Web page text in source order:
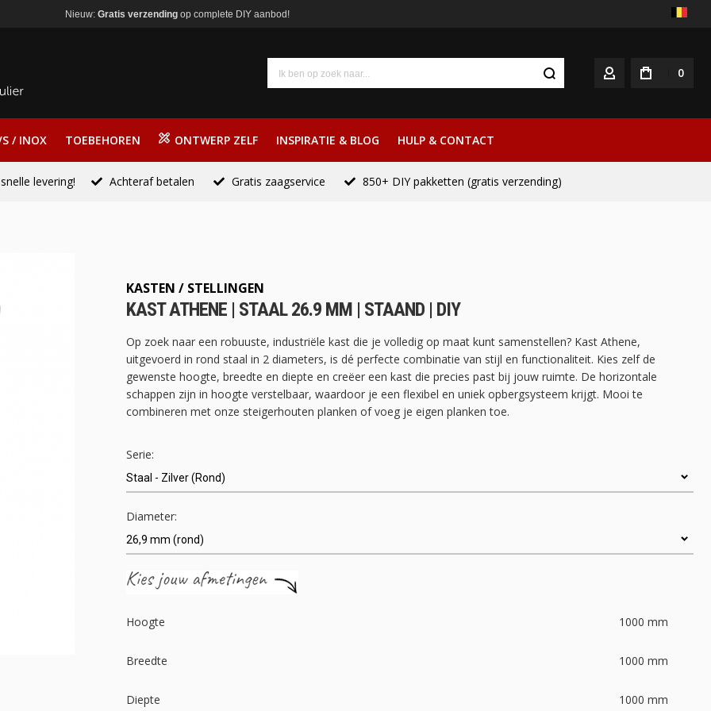
Nieuw: Gratis verzendingop complete DIY aanbod!
ACCOUNT 0
/ INOX TOEBEHOREN ONTWERP ZELF INSPIRATIE & BLOG HULP & CONTACT
levering! Achteraf betalen Gratis zaagservice 850+ DIY pakketten (gratis verzending)
KASTEN / STELLINGEN
KAST ATHENE | STAAL 26.9 MM | STAAND | DIY
Op zoek naar een robuuste, industriële kast die je volledig op maat kunt samenstellen? Kast Athene,
uitgevoerd in rond staal in 2 diameters, is dé perfecte combinatie van stijl en functionaliteit. Kies zelf de
gewenste hoogte, breedte en diepte en creëer een kast die precies past bij jouw ruimte. De horizontale
schappen zijn in hoogte verstelbaar, waardoor je een flexibel en uniek opbergsysteem krijgt. Mooi te
combineren met onze steigerhouten planken of voeg je eigen planken toe.
Serie:
Diameter:
Hoogte 1000 mm
Breedte 1000 mm
Diepte 1000 mm